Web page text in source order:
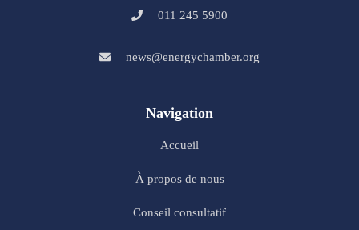
011 245 5900
news@energychamber.org
Navigation
Accueil
À propos de nous
Conseil consultatif